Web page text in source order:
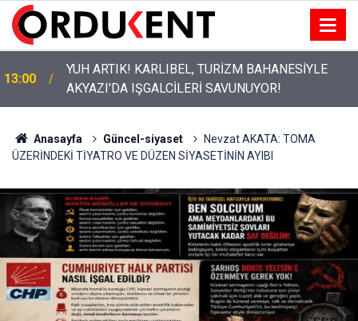
13:00
YUH ARTIK! KARLIBEL, TURİZM BAHANESİYLE
AKYAZI'DA IŞGALCİLERİ SAVUNUYOR!
Anasayfa Güncel-siyaset
Nevzat AKATA: TOMA
ÜZERİNDEKİ TİYATRO VE DÜZEN SİYASETİNİN AYIBI